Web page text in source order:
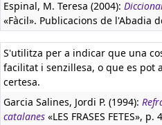
Espinal, M. Teresa (2004):
«Fàcil». Publicacions de l'Abadia
S'utilitza per a indicar que una
facilitat i senzillesa, o que es pot
certesa.
Garcia Salines, Jordi P. (1994):
catalanes «LES FRASES FETES»,